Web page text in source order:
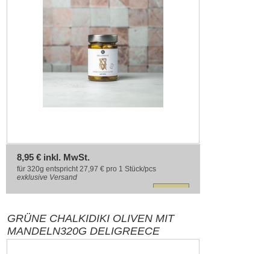
8,95 € inkl. MwSt.
für 320g entspricht 27,97 € pro 1 Stück/pcs
exklusive Versand
GRÜNE CHALKIDIKI OLIVEN MIT
MANDELN320G DELIGREECE